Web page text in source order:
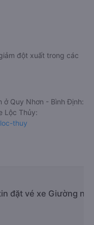
đột xuất trong các
ở Quy Nhơn - Bình Định:
Lộc Thủy:
thuy
đặt vé xe Giường